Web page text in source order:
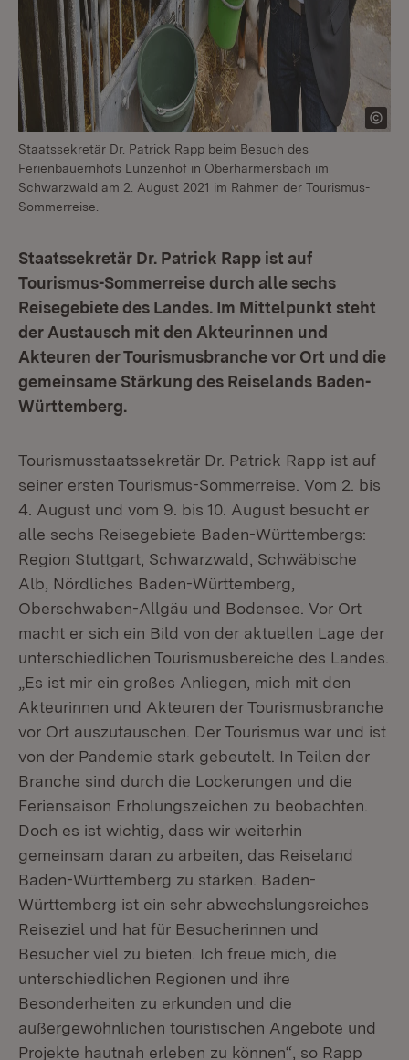
Staatssekretär Dr. Patrick Rapp beim Besuch des
Ferienbauernhofs Lunzenhof in Oberharmersbach im
Schwarzwald am 2. August 2021 im Rahmen der Tourismus-
Sommerreise.
Staatssekretär Dr. Patrick Rapp ist auf
Tourismus-Sommerreise durch alle sechs
Reisegebiete des Landes. Im Mittelpunkt steht
der Austausch mit den Akteurinnen und
Akteuren der Tourismusbranche vor Ort und die
gemeinsame Stärkung des Reiselands Baden-
Württemberg.
Tourismusstaatssekretär Dr. Patrick Rapp ist auf
seiner ersten Tourismus-Sommerreise. Vom 2. bis
4. August und vom 9. bis 10. August besucht er
alle sechs Reisegebiete Baden-Württembergs:
Region Stuttgart, Schwarzwald, Schwäbische
Alb, Nördliches Baden-Württemberg,
Oberschwaben-Allgäu und Bodensee. Vor Ort
macht er sich ein Bild von der aktuellen Lage der
unterschiedlichen Tourismusbereiche des Landes.
„Es ist mir ein großes Anliegen, mich mit den
Akteurinnen und Akteuren der Tourismusbranche
vor Ort auszutauschen. Der Tourismus war und ist
von der Pandemie stark gebeutelt. In Teilen der
Branche sind durch die Lockerungen und die
Feriensaison Erholungszeichen zu beobachten.
Doch es ist wichtig, dass wir weiterhin
gemeinsam daran zu arbeiten, das Reiseland
Baden-Württemberg zu stärken. Baden-
Württemberg ist ein sehr abwechslungsreiches
Reiseziel und hat für Besucherinnen und
Besucher viel zu bieten. Ich freue mich, die
unterschiedlichen Regionen und ihre
Besonderheiten zu erkunden und die
außergewöhnlichen touristischen Angebote und
Projekte hautnah erleben zu können“, so Rapp